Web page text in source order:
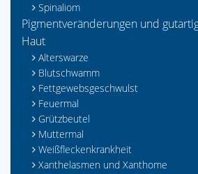
Spinaliom
Pigmentveränderungen und
Haut
Alterswarze
Blutschwamm
Fettgewebsgeschwulst
Feuermal
Grützbeutel
Muttermal
Weißfleckenkrankheit
Xanthelasmen und Xanthome